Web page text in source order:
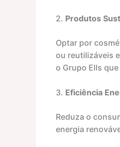
2. Produtos
Optar por
ou reutilizáveis
o Grupo Ells
3. Eficiência
Reduza o
energia